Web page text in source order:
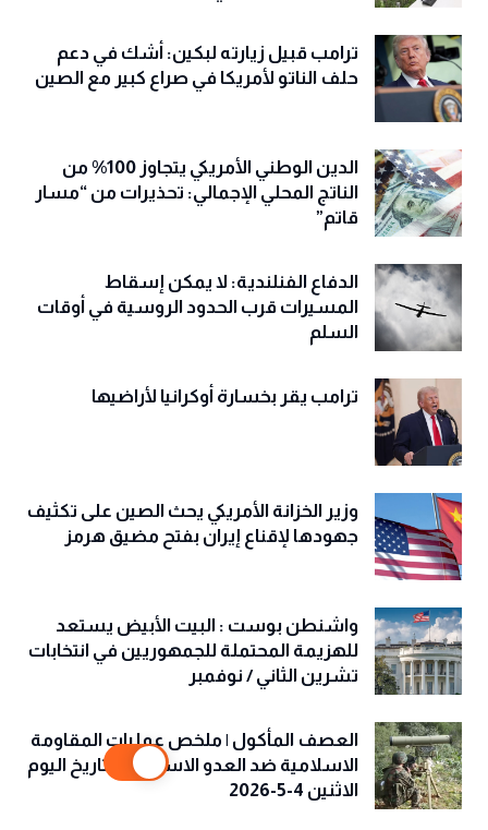
ترامب قبيل زيارته لبكين: أشك في دعم
حلف الناتو لأمريكا في صراع كبير مع الصين
الدين الوطني الأمريكي يتجاوز 100% من
الناتج المحلي الإجمالي: تحذيرات من “مسار
قاتم”
الدفاع الفنلندية: لا يمكن إسقاط
المسيرات قرب الحدود الروسية في أوقات
السلم
ترامب يقر بخسارة أوكرانيا لأراضيها
وزير الخزانة الأمريكي يحث الصين على تكثيف
جهودها لإقناع إيران بفتح مضيق هرمز
واشنطن بوست : البيت الأبيض يستعد
للهزيمة المحتملة للجمهوريين في انتخابات
تشرين الثاني / نوفمبر
العصف المأكول | ملخص عمليات المقاومة
الاسلامية ضد العدو الاسرائيلي بتاريخ اليوم
الاثنين 4-5-2026